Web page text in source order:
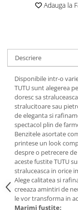
Adauga la
Descriere
Disponibile intr-o
TUTU sunt alegerea
doresc sa
stralucitoare sau
de eleganta si
spectacol plin de
Benzitele asortate
printese un look
despre o petrecere
aceste fustite TUTU
straluceasca in orice
Alege calitatea si
creeaza amintiri de
le vor transforma in
Marimi fustite: